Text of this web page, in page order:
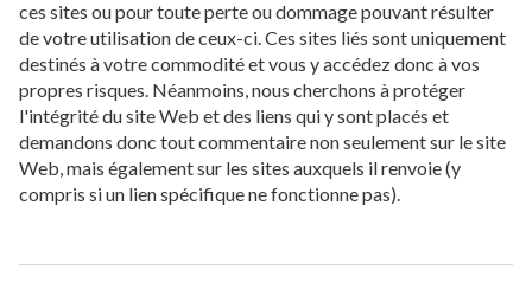
ces sites ou pour toute perte ou dommage pouvant résulter
de votre utilisation de ceux-ci. Ces sites liés sont uniquement
destinés à votre commodité et vous y accédez donc à vos
propres risques. Néanmoins, nous cherchons à protéger
l'intégrité du site Web et des liens qui y sont placés et
demandons donc tout commentaire non seulement sur le site
Web, mais également sur les sites auxquels il renvoie (y
compris si un lien spécifique ne fonctionne pas).